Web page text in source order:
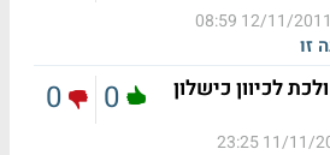
12/11/2011 08:59
זו
לכיוון כישלון
11/11/2011
0
0